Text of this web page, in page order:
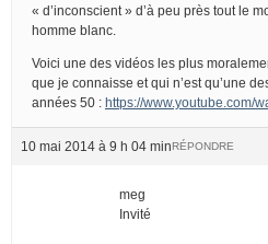
« d’inconscient » d’à peu près tout le
homme blanc.
Voici une des vidéos les plus
que je connaisse et qui n’est qu’une
années 50 : https://www.youtube.com/
10 mai 2014 à 9 h 04 minRÉPONDRE
meg
Invité